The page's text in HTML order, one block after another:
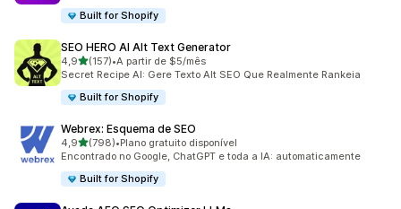
Built for Shopify
SEO HERO AI Alt Text Generator
4,9de 5 estrelas
(157)
157 total de avaliações
•A partir de $5/mês
Secret Recipe AI: Gere Texto Alt SEO Que Realmente Rankeia
Built for Shopify
Webrex: Esquema de SEO
4,9de 5 estrelas
(798)
798 total de avaliações
•Plano gratuito disponível
Encontrado no Google, ChatGPT e toda a IA: automaticamente
Built for Shopify